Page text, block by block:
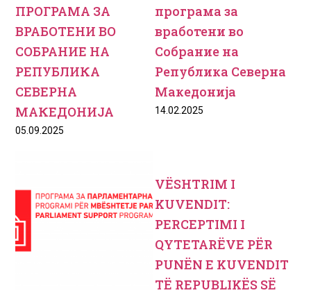
ПРОГРАМА ЗА
ВРАБОТЕНИ ВО
СОБРАНИЕ НА
РЕПУБЛИКА
СЕВЕРНА
МАКЕДОНИЈА
05.09.2025
програма за
вработени во
Собрание на
Република Северна
Македонија
14.02.2025
VËSHTRIM I
KUVENDIT:
PERCEPTIMI I
QYTETARËVE PËR
PUNËN E KUVENDIT
TË REPUBLIKËS SË